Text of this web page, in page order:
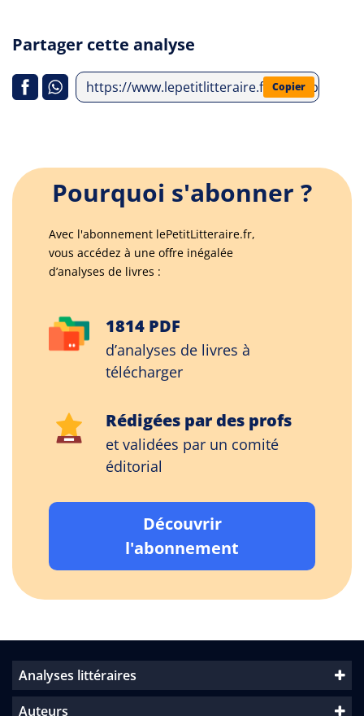
Partager cette analyse
https://www.lepetitlitteraire.fr/index.php/
Copier
Pourquoi s'abonner ?
Avec l'abonnement lePetitLitteraire.fr,
vous accédez à une offre inégalée
d’analyses de livres :
1814 PDF
d’analyses de livres à
télécharger
Rédigées par des profs
et validées par un comité
éditorial
Découvrir
l'abonnement
Analyses littéraires
Auteurs